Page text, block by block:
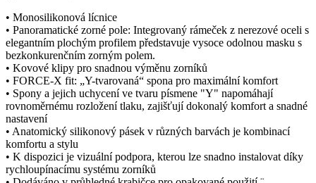
• Monosilikonová lícnice
• Panoramatické zorné pole: Integrovaný rámeček z nerezové oceli s
elegantním plochým profilem představuje vysoce odolnou masku s
bezkonkurenčním zorným polem.
• Kovové klipy pro snadnou výměnu zorníků
• FORCE-X fit: „Y-tvarovaná“ spona pro maximální komfort
• Spony a jejich uchycení ve tvaru písmene "Y" napomáhají
rovnoměrnému rozložení tlaku, zajišťují dokonalý komfort a snadné
nastavení
• Anatomický silikonový pásek v různých barvách je kombinací
komfortu a stylu
• K dispozici je vizuální podpora, kterou lze snadno instalovat díky
rychloupínacímu systému zorníků